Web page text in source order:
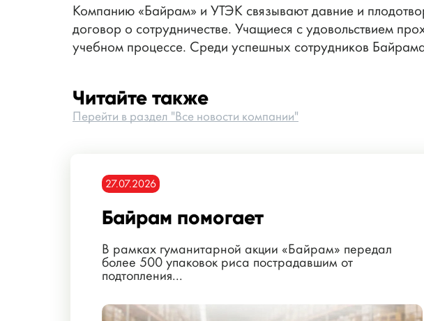
Компанию «Байрам» и УТЭК связывают давние и
договор о сотрудничестве. Учащиеся с удовольствием
учебном процессе. Среди успешных сотрудников
Читайте также
Перейти в раздел "Все новости компании"
27.07.2026
Байрам помогает
В рамках гуманитарной акции «Байрам» передал
более 500 упаковок риса пострадавшим от
подтопления...